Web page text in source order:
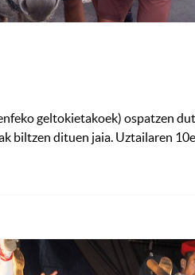
geltokietakoek) ospatzen
biltzen dituen jaia. Uztailaren